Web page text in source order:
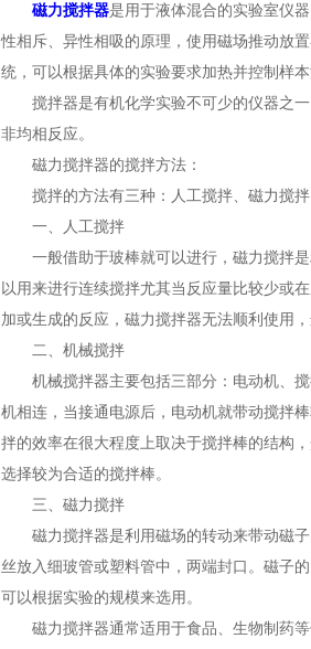
磁力搅拌器是用于液体混合的实验室仪
性相斥、异性相吸的原理，使用磁场推动放
统，可以根据具体的实验要求加热并控制样
搅拌器是有机化学实验不可少的仪器之一
非均相反应。
磁力搅拌器的搅拌方法：
搅拌的方法有三种：人工搅拌、磁力搅拌
一、人工搅拌
一般借助于玻棒就可以进行，磁力搅拌是
以用来进行连续搅拌尤其当反应量比较少或
加或生成的反应，磁力搅拌器无法顺利使用
二、机械搅拌
机械搅拌器主要包括三部分：电动机、搅
机相连，当接通电源后，电动机就带动搅拌
拌的效率在很大程度上取决于搅拌棒的结构
选择较为合适的搅拌棒。
三、磁力搅拌
磁力搅拌器是利用磁场的转动来带动磁子
丝放入细玻管或塑料管中，两端封口。磁子
可以根据实验的规模来选用。
磁力搅拌器通常适用于食品、生物制药等